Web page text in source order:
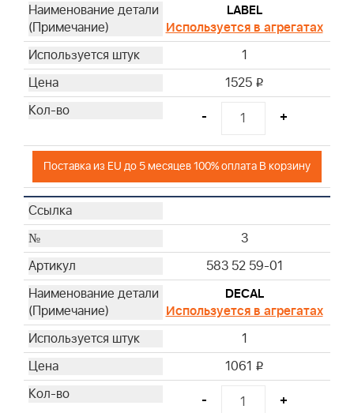
LABEL
Используется в агрегатах
1
1525 i
- +
Поставка из EU до 5 месяцев 100% оплата В корзину
3
583 52 59-01
DECAL
Используется в агрегатах
1
1061 i
- +